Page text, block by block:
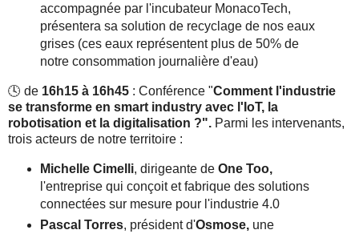
accompagnée par l'incubateur MonacoTech,
présentera sa solution de recyclage de nos eaux
grises (ces eaux représentent plus de 50% de
notre consommation journalière d'eau)
🕓 de 16h15 à 16h45 : Conférence "Comment l'industrie
se transforme en smart industry avec l'IoT, la
robotisation et la digitalisation ?". Parmi les intervenants,
trois acteurs de notre territoire :
Michelle Cimelli, dirigeante de One Too,
l'entreprise qui conçoit et fabrique des solutions
connectées sur mesure pour l'industrie 4.0
Pascal Torres, président d'Osmose, une